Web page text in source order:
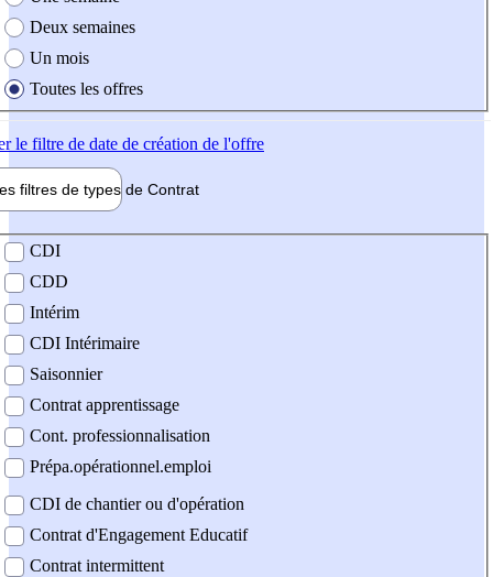
Deux semaines
Un mois
Toutes les offres
le filtre de date de création de l'offre
filtres de types de Contrat
contrat
CDI
CDD
Intérim
CDI Intérimaire
Saisonnier
Contrat apprentissage
Cont. professionnalisation
Prépa.opérationnel.emploi
CDI de chantier ou d'opération
Contrat d'Engagement Educatif
Contrat intermittent